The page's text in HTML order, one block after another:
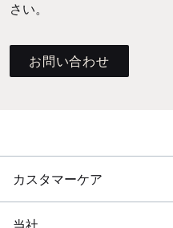
さい。
お問い合わせ
カスタマーケア
当社